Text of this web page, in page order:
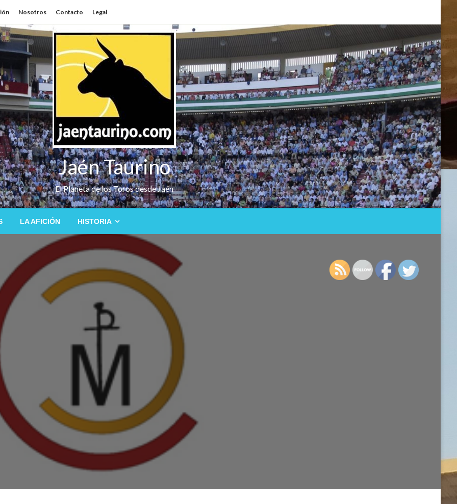
Nosotros Contacto Legal
Jaén Taurino
El Planeta de los Toros desde Jaén
LA AFICIÓN HISTORIA